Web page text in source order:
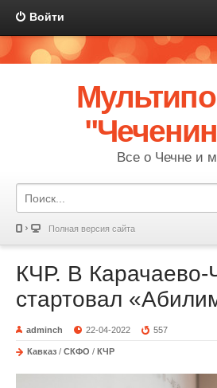
Войти
Все о Чечне и
Полная версия сайта
КЧР. В Карачаево-
стартовал
adminch 22-04-2022 557
Кавказ / СКФО / КЧР